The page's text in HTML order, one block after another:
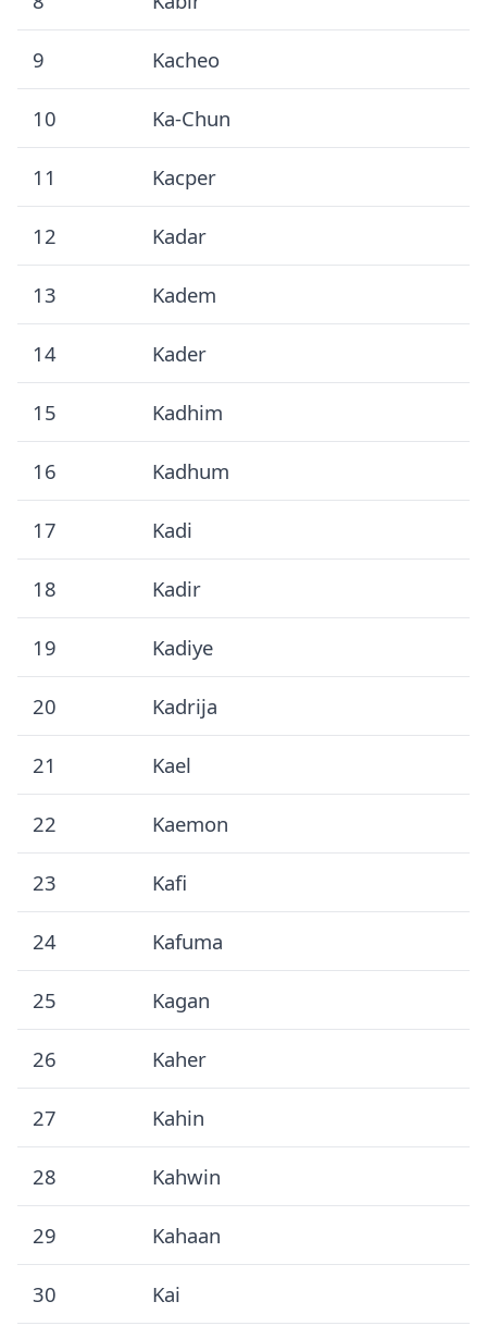
9 Kacheo
10 Ka-Chun
11 Kacper
12 Kadar
13 Kadem
14 Kader
15 Kadhim
16 Kadhum
17 Kadi
18 Kadir
19 Kadiye
20 Kadrija
21 Kael
22 Kaemon
23 Kafi
24 Kafuma
25 Kagan
26 Kaher
27 Kahin
28 Kahwin
29 Kahaan
30 Kai